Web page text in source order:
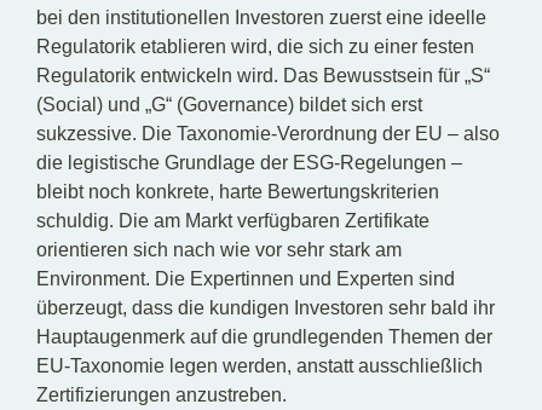
bei den institutionellen Investoren zuerst eine ideelle
Regulatorik etablieren wird, die sich zu einer festen
Regulatorik entwickeln wird. Das Bewusstsein für „S“
(Social) und „G“ (Governance) bildet sich erst
sukzessive. Die Taxonomie-Verordnung der EU – also
die legistische Grundlage der ESG-Regelungen –
bleibt noch konkrete, harte Bewertungskriterien
schuldig. Die am Markt verfügbaren Zertifikate
orientieren sich nach wie vor sehr stark am
Environment. Die Expertinnen und Experten sind
überzeugt, dass die kundigen Investoren sehr bald ihr
Hauptaugenmerk auf die grundlegenden Themen der
EU-Taxonomie legen werden, anstatt ausschließlich
Zertifizierungen anzustreben.